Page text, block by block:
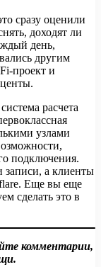
сразу оценили
доходят ли
день,
другим
проект и
расчета
узлами
подключения.
записи, а клиенты
Еще вы еще
сделать это в
комментарии,